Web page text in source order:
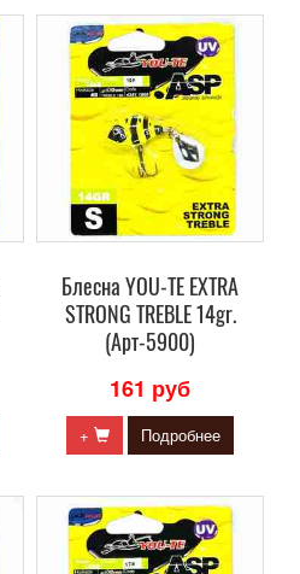
Блесна YOU-TE EXTRA
STRONG TREBLE 14gr.
(Арт-5900)
161 руб
+ Подробнее